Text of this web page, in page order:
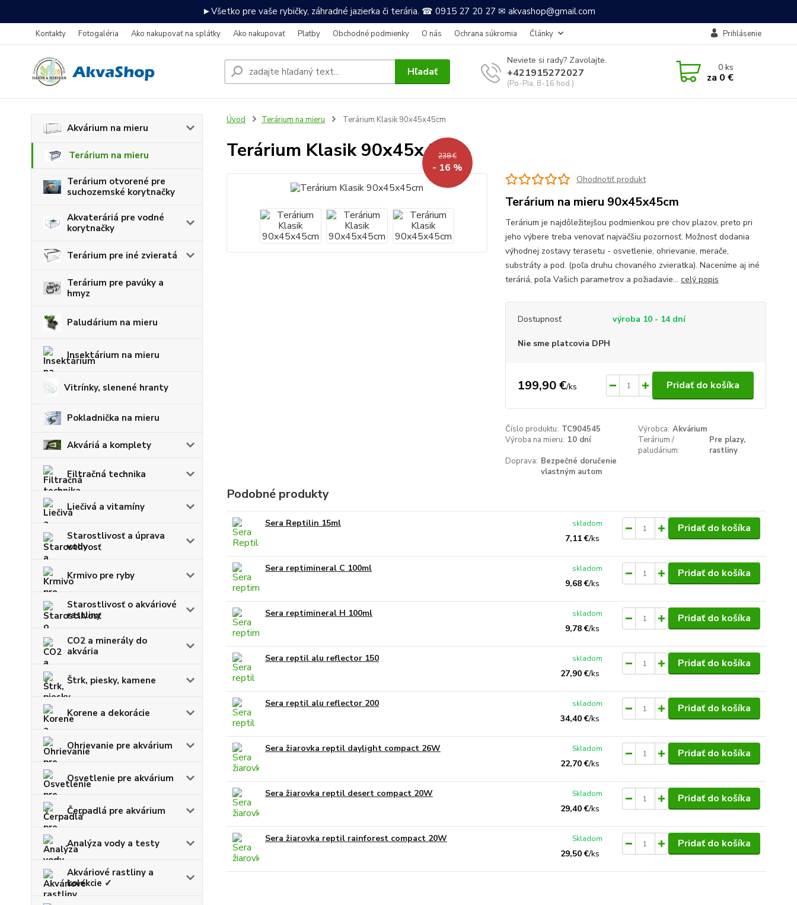
►Všetko pre vaše rybičky, záhradné jazierka či terária. ☎ 0915 27 20 27 ✉ akvashop@gmail.com
Kontakty Fotogaléria Ako nakupovať na splátky Ako nakupovať Platby Obchodné podmienky O nás Ochrana súkromia Články Prihlásenie
Hľadať
Neviete si rady? Zavolajte.
+421915272027
(Po-Pia, 8-16 hod.)
0ks
za 0 €
Akvárium na mieru
Terárium na mieru
Terárium otvorené pre
suchozemské korytnačky
Akvateráriá pre vodné
korytnačky
Terárium pre iné zvieratá
Terárium pre pavúky a
hmyz
Paludárium na mieru
Insektárium na mieru
Vitrínky, slenené hranty
Pokladnička na mieru
Akváriá a komplety
Filtračná technika
Liečivá a vitamíny
Starostlivosť a úprava
vody
Krmivo pre ryby
Starostlivosť o akváriové
rastliny
CO2 a minerály do
akvária
Štrk, piesky, kamene
Korene a dekorácie
Ohrievanie pre akvárium
Osvetlenie pre akvárium
Čerpadlá pre akvárium
Analýza vody a testy
Akváriové rastliny a
kolekcie ✓
Úvod Terárium na mieru Terárium Klasik 90x45x45cm
Terárium Klasik 90x45x45cm
238 €
- 16 %
Ohodnotiť produkt
Terárium na mieru 90x45x45cm
Terárium je najdôležitejšou podmienkou pre chov plazov, preto pri
jeho výbere treba venovať najväčšiu pozornosť. Možnosť dodania
výhodnej zostavy terasetu - osvetlenie, ohrievanie, merače,
substráty a pod. (poľa druhu chovaného zvieratka). Naceníme aj iné
teráriá, poľa Vašich parametrov a požiadavie... celý popis
Dostupnosť výroba 10 - 14 dní
Nie sme platcovia DPH
199,90 €/ks Pridať do košíka
Číslo produktu: TC904545 Výrobca: Akvárium
Výroba na mieru: 10 dní
Terárium /
paludárium:
Pre plazy,
rastliny
Doprava: Bezpečné doručenie
vlastným autom
Podobné produkty
Sera Reptilin 15ml
7,11 €/ks
skladom Pridať do košíka
Sera reptimineral C 100ml
9,68 €/ks
skladom Pridať do košíka
Sera reptimineral H 100ml
9,78 €/ks
skladom Pridať do košíka
Sera reptil alu reflector 150
27,90 €/ks
skladom Pridať do košíka
Sera reptil alu reflector 200
34,40 €/ks
skladom Pridať do košíka
Sera žiarovka reptil daylight compact 26W
22,70 €/ks
Skladom Pridať do košíka
Sera žiarovka reptil desert compact 20W
29,40 €/ks
Skladom Pridať do košíka
Sera žiarovka reptil rainforest compact 20W
29,50 €/ks
Skladom Pridať do košíka